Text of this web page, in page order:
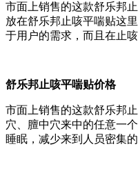
市面上销售的这款舒乐邦
放在舒乐邦止咳平喘贴这
于用户的需求，而且在止
舒乐邦止咳平喘贴价格
市面上销售的这款舒乐邦
穴、膻中穴来中的任意一
睡眠，减少来到人员密集